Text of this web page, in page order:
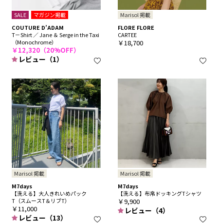
SALE
マガジン掲載
COUTURE D’ADAM
T－Shirt ／ Jane ＆ Serge in the Taxi
（Monochrome）
￥12,320（20%OFF）
レビュー（1）
Marisol 掲載
FLORE FLORE
CARTEE
￥18,700
Marisol 掲載
M7days
【洗える】大人きれいめパック
T（スムースT＆リブT）
￥11,000
レビュー（13）
Marisol 掲載
M7days
【洗える】布帛ドッキングTシャツ
￥9,900
レビュー（4）